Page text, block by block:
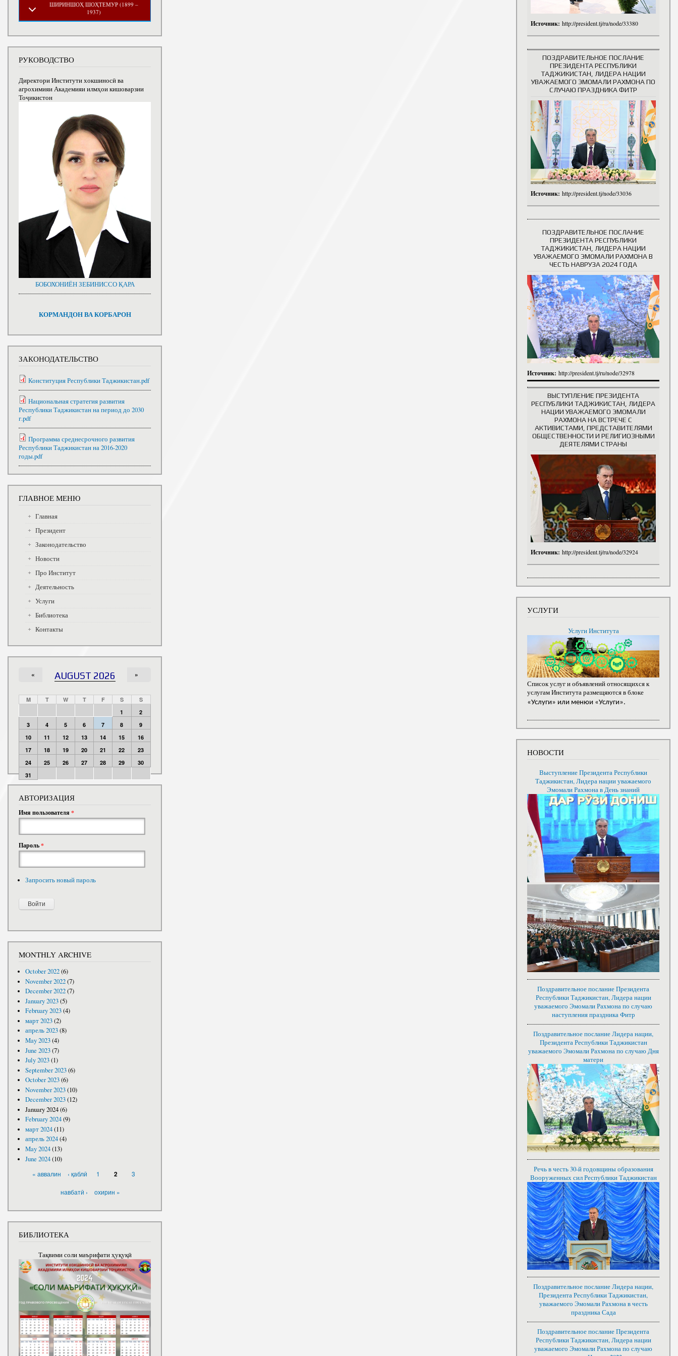
ШИРИНШОҲ ШОҲТЕМУР (1899 –
1937)
РУКОВОДСТВО
Директори Институти хокшиносӣ ва
агрохимияи Академияи илмҳои кишоварзии
Тоҷикистон
БОБОХОНИЁН ЗЕБИНИССО ҚАРА
КОРМАНДОН ВА КОРБАРОН
ЗАКОНОДАТЕЛЬСТВО
Конституция Республики Таджикистан.pdf
Национальная стратегия развития
Республики Таджикистан на период до 2030
г.pdf
Программа среднесрочного развития
Республики Таджикистан на 2016-2020
годы.pdf
ГЛАВНОЕ МЕНЮ
Главная
Президент
Законодательство
Новости
Про Институт
Деятельность
Услуги
Библиотека
Контакты
AUGUST 2026
« »
M T W T F S
S
1
2
3
4 5 6 7 8
9
10
11 12 13 14 15
16
17
18 19 20 21 22
23
24
25 26 27 28 29
30
31
АВТОРИЗАЦИЯ
Имя пользователя *
Пароль*
Запросить новый пароль
MONTHLY ARCHIVE
October 2022(6)
November 2022(7)
December 2022(7)
January 2023(5)
February 2023(4)
март 2023(2)
апрель 2023(8)
May 2023(4)
June 2023(7)
July 2023(1)
September 2023(6)
October 2023(6)
November 2023(10)
December 2023(12)
January 2024(6)
February 2024(9)
март 2024(11)
апрель 2024(4)
May 2024(13)
June 2024(10)
« аввалин ‹ қаблӣ 1 2 3
навбатӣ › охирин »
БИБЛИОТЕКА
Тақвими соли маърифати ҳуқуқӣ
Источник: http://president.tj/ru/node/33380
ПОЗДРАВИТЕЛЬНОЕ ПОСЛАНИЕ
ПРЕЗИДЕНТА РЕСПУБЛИКИ
ТАДЖИКИСТАН, ЛИДЕРА НАЦИИ
УВАЖАЕМОГО ЭМОМАЛИ РАХМОНА ПО
СЛУЧАЮ ПРАЗДНИКА ФИТР
Источник: http://president.tj/node/33036
ПОЗДРАВИТЕЛЬНОЕ ПОСЛАНИЕ
ПРЕЗИДЕНТА РЕСПУБЛИКИ
ТАДЖИКИСТАН, ЛИДЕРА НАЦИИ
УВАЖАЕМОГО ЭМОМАЛИ РАХМОНА В
ЧЕСТЬ НАВРУЗА 2024 ГОДА
Источник: http://president.tj/ru/node/32978
ВЫСТУПЛЕНИЕ ПРЕЗИДЕНТА
РЕСПУБЛИКИ ТАДЖИКИСТАН, ЛИДЕРА
НАЦИИ УВАЖАЕМОГО ЭМОМАЛИ
РАХМОНА НА ВСТРЕЧЕ С
АКТИВИСТАМИ, ПРЕДСТАВИТЕЛЯМИ
ОБЩЕСТВЕННОСТИ И РЕЛИГИОЗНЫМИ
ДЕЯТЕЛЯМИ СТРАНЫ
Источник: http://president.tj/ru/node/32924
УСЛУГИ
Услуги Института
Список услуг и объявлений относящихся к
услугам Института размещяются в блоке
«Услуги» или менюи «Услуги».
НОВОСТИ
Выступление Президента Республики
Таджикистан, Лидера нации уважаемого
Эмомали Рахмона в День знаний
Поздравительное послание Президента
Республики Таджикистан, Лидера нации
уважаемого Эмомали Рахмона по случаю
наступления праздника Фитр
Поздравительное послание Лидера нации,
Президента Республики Таджикистан
уважаемого Эмомали Рахмона по случаю Дня
матери
Речь в честь 30-й годовщины образования
Вооруженных сил Республики Таджикистан
Поздравительное послание Лидера нации,
Президента Республики Таджикистан,
уважаемого Эмомали Рахмона в честь
праздника Сада
Поздравительное послание Президента
Республики Таджикистан, Лидера нации
уважаемого Эмомали Рахмона по случаю